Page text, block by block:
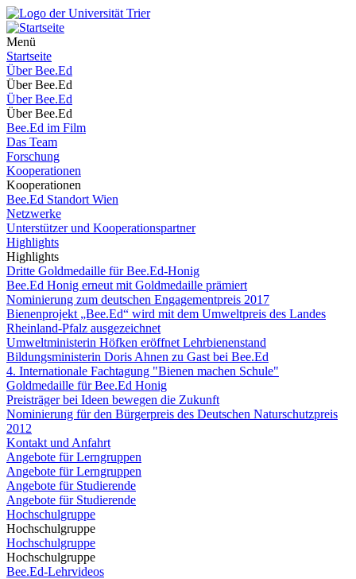
Menü
Startseite
Über Bee.Ed
Über Bee.Ed
Über Bee.Ed
Über Bee.Ed
Bee.Ed im Film
Das Team
Forschung
Kooperationen
Kooperationen
Bee.Ed Standort Wien
Netzwerke
Unterstützer und Kooperationspartner
Highlights
Highlights
Dritte Goldmedaille für Bee.Ed-Honig
Bee.Ed Honig erneut mit Goldmedaille prämiert
Nominierung zum deutschen Engagementpreis 2017
Bienenprojekt „Bee.Ed“ wird mit dem Umweltpreis des Landes
Rheinland-Pfalz ausgezeichnet
Umweltministerin Höfken eröffnet Lehrbienenstand
Bildungsministerin Doris Ahnen zu Gast bei Bee.Ed
4. Internationale Fachtagung "Bienen machen Schule"
Goldmedaille für Bee.Ed Honig
Preisträger bei Ideen bewegen die Zukunft
Nominierung für den Bürgerpreis des Deutschen Naturschutzpreis
2012
Kontakt und Anfahrt
Angebote für Lerngruppen
Angebote für Lerngruppen
Angebote für Studierende
Angebote für Studierende
Hochschulgruppe
Hochschulgruppe
Hochschulgruppe
Hochschulgruppe
Bee.Ed-Lehrvideos